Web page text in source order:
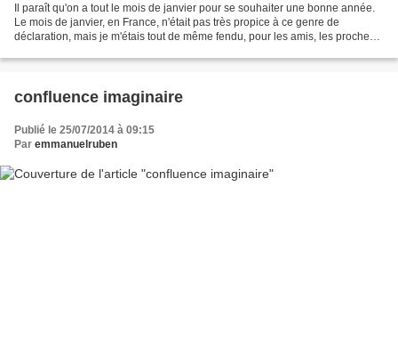
Il paraît qu'on a tout le mois de janvier pour se souhaiter une bonne année.
Le mois de janvier, en France, n'était pas très propice à ce genre de
déclaration, mais je m'étais tout de même fendu, pour les amis, les proches,
confluence imaginaire
Publié le 25/07/2014 à 09:15
Par emmanuelruben